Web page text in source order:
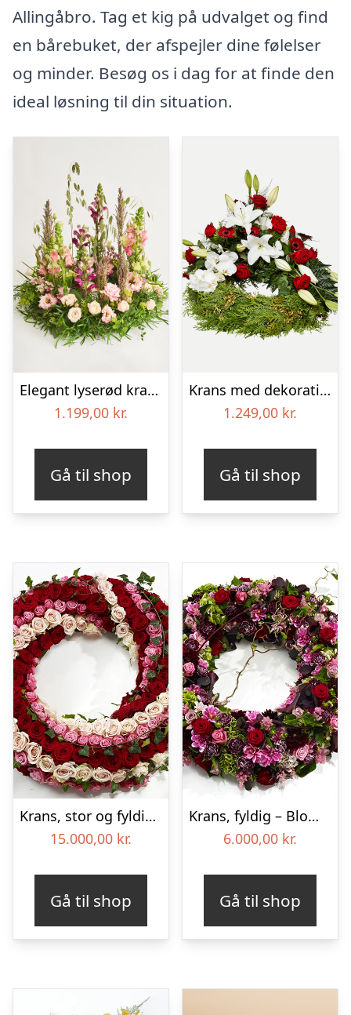
Allingåbro. Tag et kig på udvalget og find
en bårebuket, der afspejler dine følelser
og minder. Besøg os i dag for at finde den
ideal løsning til din situation.
Elegant lyserød krans
1.199,00 kr.
Gå til shop
Krans med dekoration i klassisk stil – rød og hvid
1.249,00 kr.
Gå til shop
Krans, stor og fyldig – Blomster til begravelse
15.000,00 kr.
Gå til shop
Krans, fyldig – Blomster til begravelse
6.000,00 kr.
Gå til shop